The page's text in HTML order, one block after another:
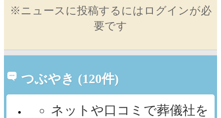
※ニュースに投稿するにはログインが必
要です
つぶやき (120件)
ネットや口コミで葬儀社を